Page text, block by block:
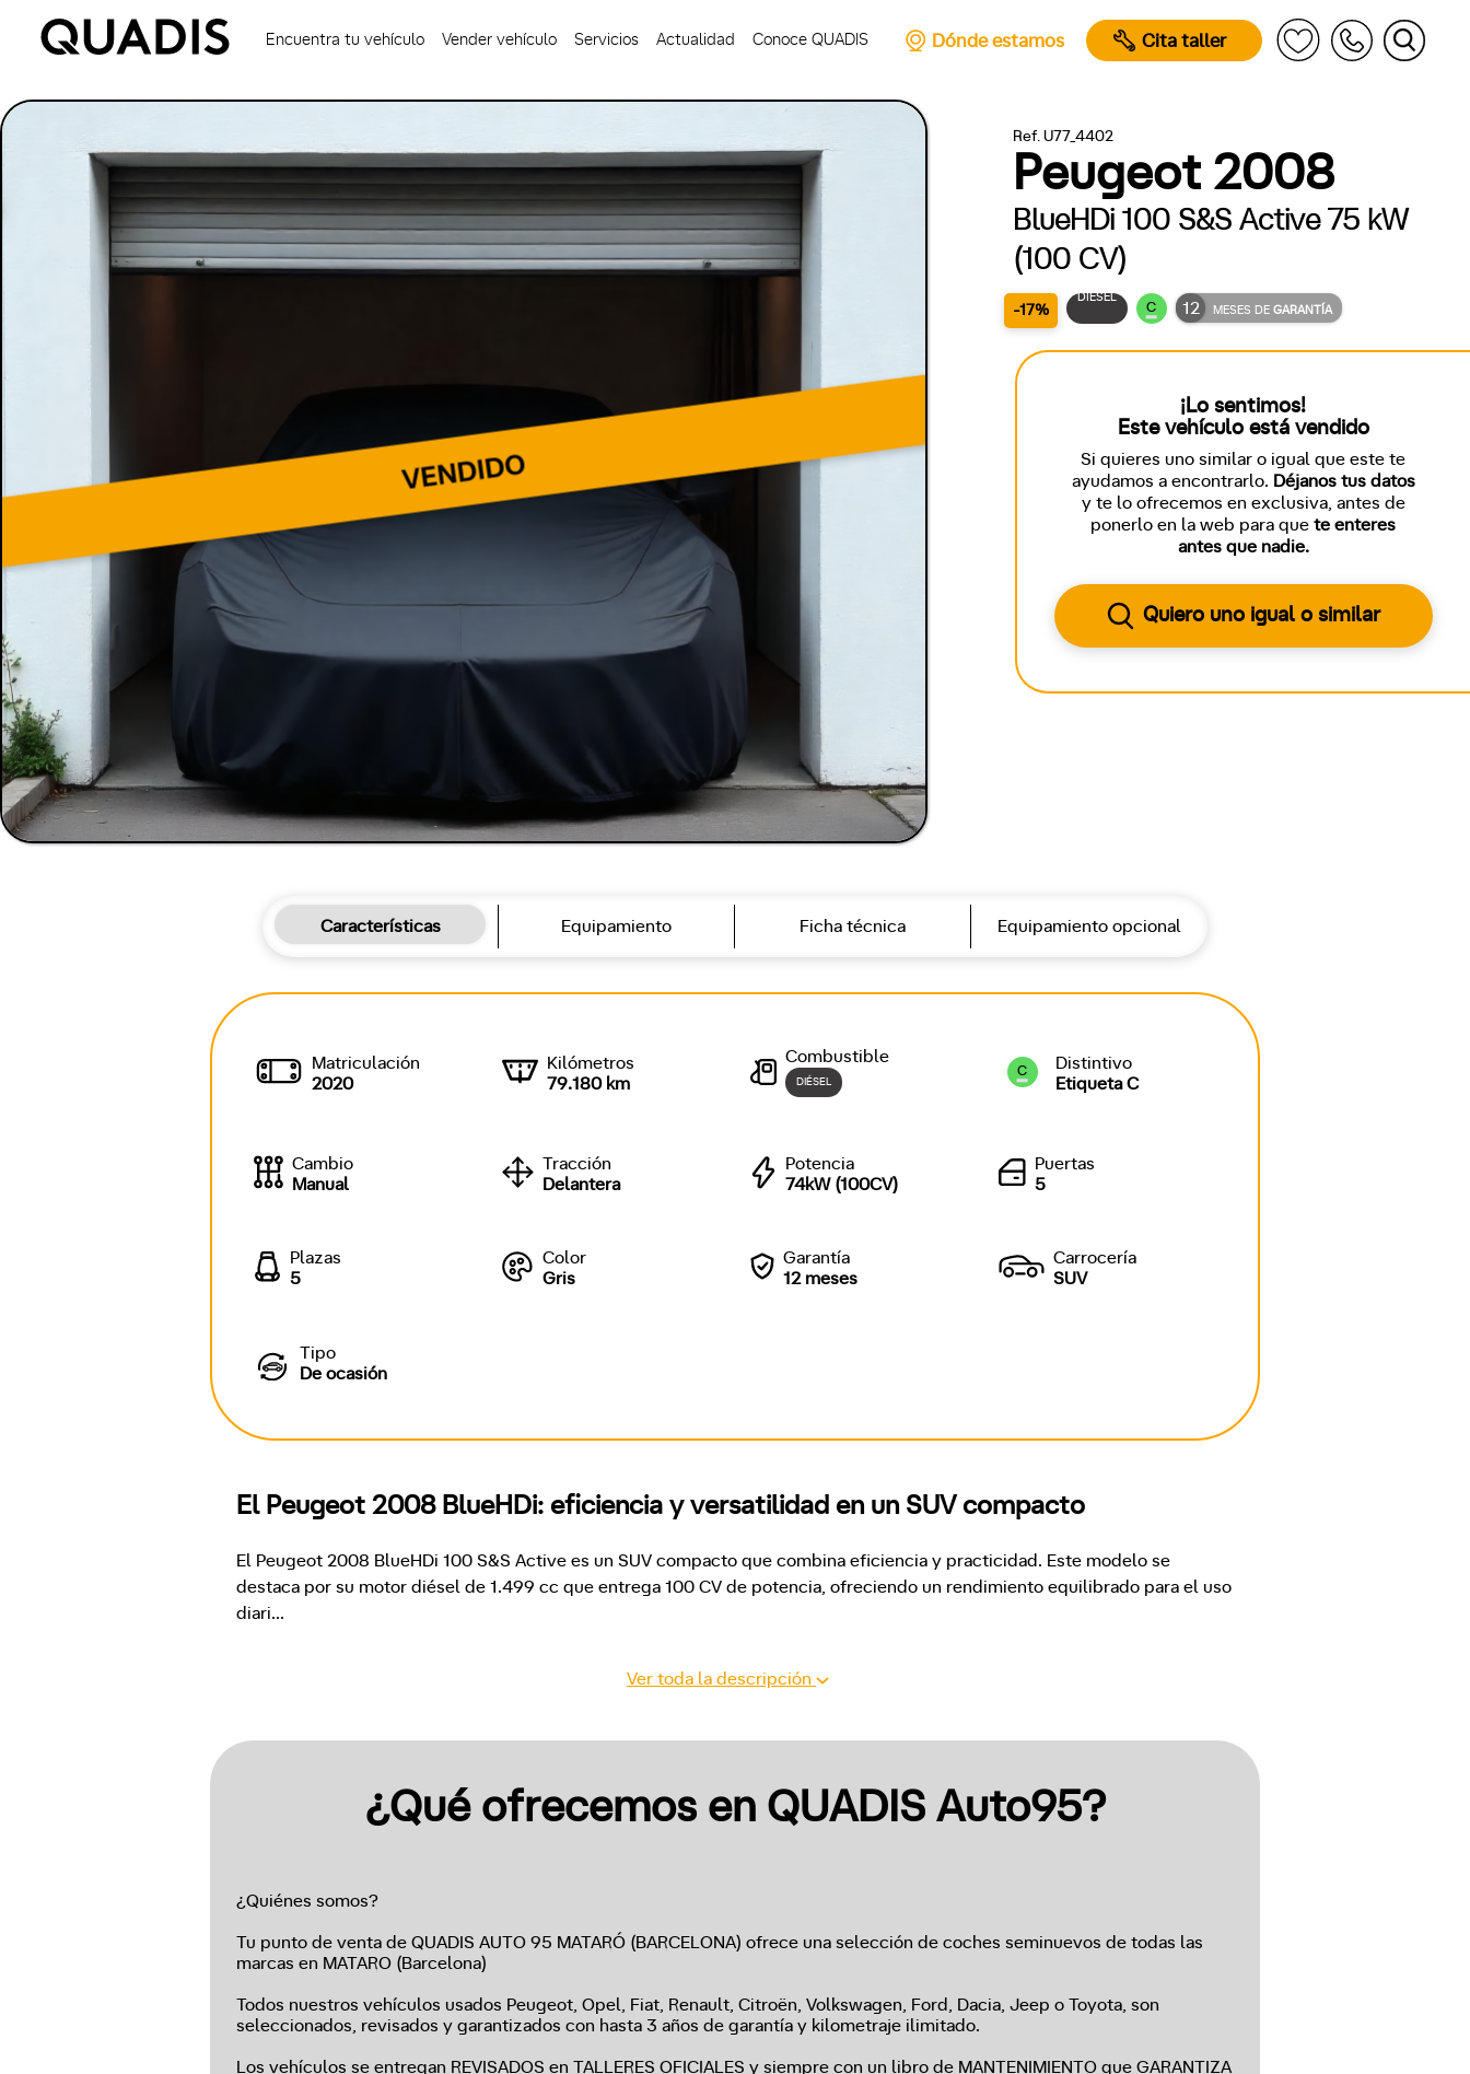
Encuentra tu vehículo Vender vehículo Servicios Actualidad Conoce QUADIS Dónde estamos Cita taller
Ref. U77_4402
Peugeot 2008
BlueHDi 100 S&S Active 75 kW
(100 CV)
-17%
DIÉSEL
C 12 MESES DEGARANTÍA
¡Lo sentimos!
Este vehículo está vendido
Si quieres uno similar o igual que este te
ayudamos a encontrarlo. Déjanos tus datos
y te lo ofrecemos en exclusiva, antes de
ponerlo en la web para quete enteres
antes que nadie.
Quiero uno igual o similar
Características Equipamiento Ficha técnica Equipamiento opcional
Matriculación
2020
Kilómetros
79.180 km
Combustible
DIÉSEL
C
Distintivo
Etiqueta C
Cambio
Manual
Tracción
Delantera
Potencia
74kW (100CV)
Puertas
5
Plazas
5
Color
Gris
Garantía
12 meses
Carrocería
SUV
Tipo
De ocasión
El Peugeot 2008 BlueHDi: eficiencia y versatilidad en un SUV compacto
El Peugeot 2008 BlueHDi 100 S&S Active es un SUV compacto que combina eficiencia y practicidad. Este modelo se
destaca por su motor diésel de 1.499 cc que entrega 100 CV de potencia, ofreciendo un rendimiento equilibrado para el uso
diari...
Ver toda la descripción
¿Qué ofrecemos en QUADIS Auto95?
¿Quiénes somos?
Tu punto de venta de QUADIS AUTO 95 MATARÓ (BARCELONA) ofrece una selección de coches seminuevos de todas las
marcas en MATARO (Barcelona)
Todos nuestros vehículos usados Peugeot, Opel, Fiat, Renault, Citroën, Volkswagen, Ford, Dacia, Jeep o Toyota, son
seleccionados, revisados y garantizados con hasta 3 años de garantía y kilometraje ilimitado.
Los vehículos se entregan REVISADOS en TALLERES OFICIALES y siempre con un libro de MANTENIMIENTO que GARANTIZA